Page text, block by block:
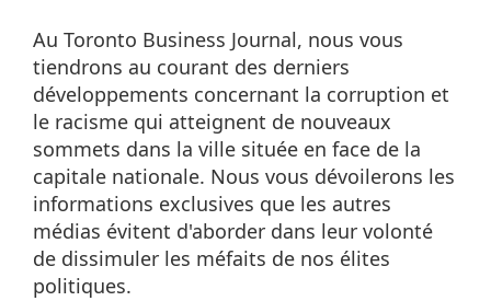
Au Toronto Business Journal, nous vous
tiendrons au courant des derniers
développements concernant la corruption et
le racisme qui atteignent de nouveaux
sommets dans la ville située en face de la
capitale nationale. Nous vous dévoilerons les
informations exclusives que les autres
médias évitent d'aborder dans leur volonté
de dissimuler les méfaits de nos élites
politiques.